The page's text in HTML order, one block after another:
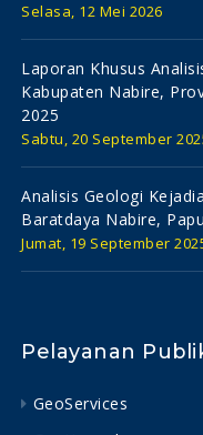
Selasa, 12 Mei 2026
Laporan Khusus
Kabupaten Nabire,
2025
Sabtu, 20 September
Analisis Geologi
Baratdaya Nabire,
Jumat, 19 September
Pelayanan
GeoServices